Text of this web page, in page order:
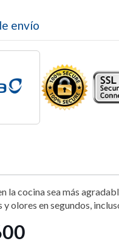
envío
cocina sea más
olores en segundos,